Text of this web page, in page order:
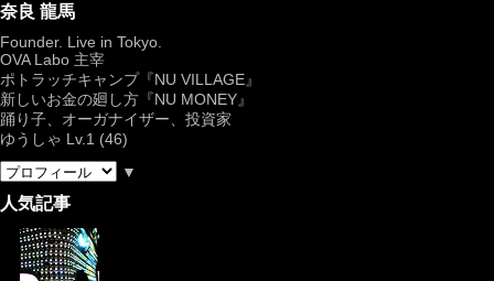
奈良 龍馬
Founder. Live in Tokyo.
OVA Labo 主宰
ポトラッチキャンプ『NU VILLAGE』
新しいお金の廻し方『NU MONEY』
踊り子、オーガナイザー、投資家
ゆうしゃ Lv.1 (46)
▼
人気記事